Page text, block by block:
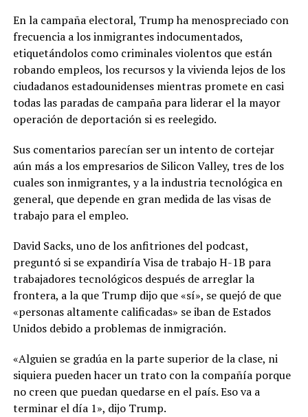
En la campaña electoral, Trump ha menospreciado con
frecuencia a los inmigrantes indocumentados,
etiquetándolos como criminales violentos que están
robando empleos, los recursos y la vivienda lejos de los
ciudadanos estadounidenses mientras promete en casi
todas las paradas de campaña para liderar el la mayor
operación de deportación si es reelegido.
Sus comentarios parecían ser un intento de cortejar
aún más a los empresarios de Silicon Valley, tres de los
cuales son inmigrantes, y a la industria tecnológica en
general, que depende en gran medida de las visas de
trabajo para el empleo.
David Sacks, uno de los anfitriones del podcast,
preguntó si se expandiría Visa de trabajo H-1B para
trabajadores tecnológicos después de arreglar la
frontera, a la que Trump dijo que «sí», se quejó de que
«personas altamente calificadas» se iban de Estados
Unidos debido a problemas de inmigración.
«Alguien se gradúa en la parte superior de la clase, ni
siquiera pueden hacer un trato con la compañía porque
no creen que puedan quedarse en el país. Eso va a
terminar el día 1», dijo Trump.